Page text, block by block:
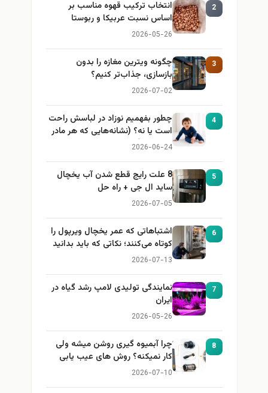
2
انتخاب ترکیب قهوه مناسب بر
اساس نسبت عربیکا و ربوستا
2026-05-26
3
چگونه ویترین مغازه را بدون
بازسازی، جذاب‌تر کنیم؟
2026-07-02
4
چطور بفهمیم نوزاد در لباسش راحت
است یا نه؟ (نشانه‌هایی که هر مادر
باید بداند)
2026-06-24
5
8 علت رایج قطع شدن آب یخچال
ساید ال جی + راه حل
2026-07-05
6
اشتباهاتی که عمر یخچال ویرپول را
کوتاه می‌کنند؛ نکاتی که باید بدانید
2026-07-13
7
نمایندگی تولیدی لامپ رشد گیاه در
ایران
2026-05-26
8
چرا آبمیوه گیری روشن میشه ولی
کار نمیکنه؟ روش های عیب یابی
2026-07-10